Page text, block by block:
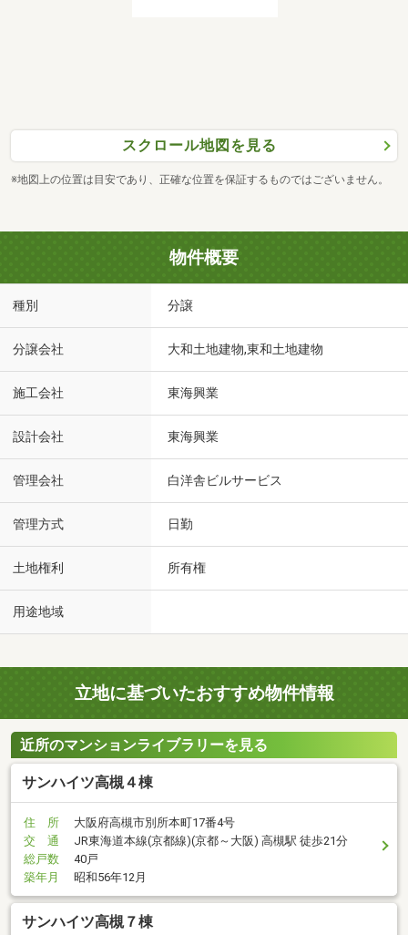
スクロール地図を見る
※地図上の位置は目安であり、正確な位置を保証するものではございません。
物件概要
種別 分譲
分譲会社 大和土地建物,東和土地建物
施工会社 東海興業
設計会社 東海興業
管理会社 白洋舎ビルサービス
管理方式 日勤
土地権利 所有権
用途地域
立地に基づいたおすすめ物件情報
近所のマンションライブラリーを見る
サンハイツ高槻４棟
住 所
大阪府高槻市別所本町17番4号
交 通
JR東海道本線(京都線)(京都～大阪) 高槻駅 徒歩21分
総戸数
40戸
築年月
昭和56年12月
サンハイツ高槻７棟